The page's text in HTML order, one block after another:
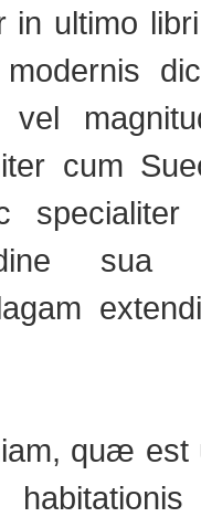
in ultimo
cum
specialiter
sua
quæ